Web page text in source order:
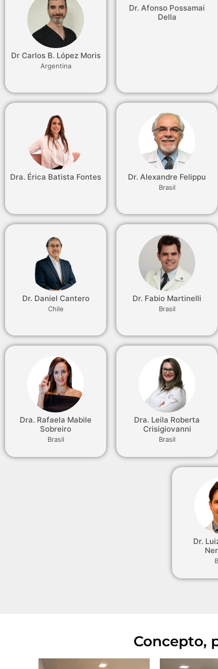
Dr Carlos B. López Moris
Argentina
Dr. Afonso Possamai
Della
Dra. Érica Batista Fontes Dr. Alexandre Felippu
Brasil
Dr. Daniel Cantero
Chile
Dr. Fabio Martinelli
Brasil
Dra. Rafaela Mabile
Sobreiro
Brasil
Dra. Leila Roberta
Crisigiovanni
Brasil
Dr.
Concepto,